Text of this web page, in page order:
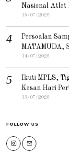
Nasional Atlet
15/07/2026
Persoalan
MATAMUDA,
14/07/2026
Ikuti MPLS,
Kesan Hari
13/07/2026
FOLLOW US